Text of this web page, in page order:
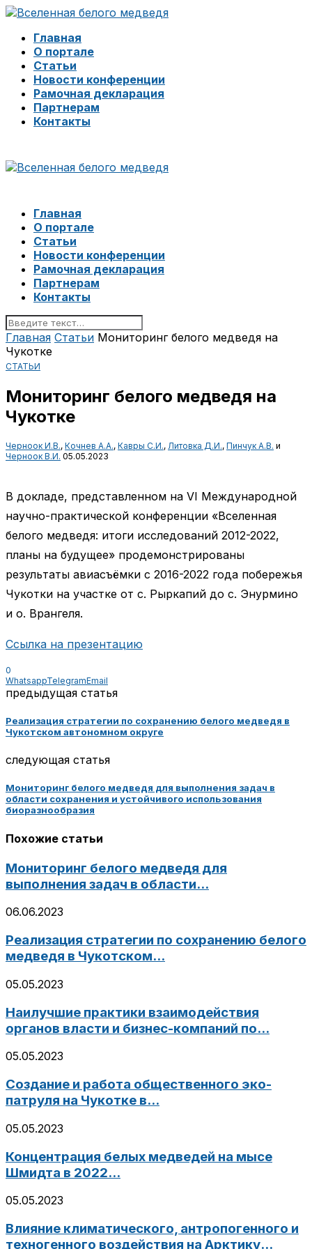
Главная
О портале
Статьи
Новости конференции
Рамочная декларация
Партнерам
Контакты
Главная
О портале
Статьи
Новости конференции
Рамочная декларация
Партнерам
Контакты
Главная Статьи Мониторинг белого медведя на
Чукотке
СТАТЬИ
Мониторинг белого медведя на
Чукотке
Черноок И.В., Кочнев А.А., Кавры С.И., Литовка Д.И., Пинчук А.В. и
Черноок В.И. 05.05.2023
В докладе, представленном на VI Международной
научно-практической конференции «Вселенная
белого медведя: итоги исследований 2012-2022,
планы на будущее» продемонстрированы
результаты авиасъёмки с 2016-2022 года побережья
Чукотки на участке от с. Рыркапий до с. Энурмино
и о. Врангеля.
Ссылка на презентацию
0
WhatsappTelegramEmail
предыдущая статья
Реализация стратегии по сохранению белого медведя в
Чукотском автономном округе
следующая статья
Мониторинг белого медведя для выполнения задач в
области сохранения и устойчивого использования
биоразнообразия
Похожие статьи
Мониторинг белого медведя для
выполнения задач в области...
06.06.2023
Реализация стратегии по сохранению белого
медведя в Чукотском...
05.05.2023
Наилучшие практики взаимодействия
органов власти и бизнес-компаний по...
05.05.2023
Создание и работа общественного эко-
патруля на Чукотке в...
05.05.2023
Концентрация белых медведей на мысе
Шмидта в 2022...
05.05.2023
Влияние климатического, антропогенного и
техногенного воздействия на Арктику...